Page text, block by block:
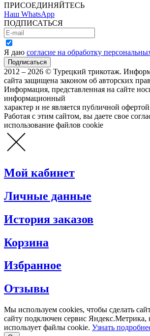
ПРИСОЕДИНЯЙТЕСЬ
Наш WhatsApp
ПОДПИСАТЬСЯ
Я даю согласие на обработку
2012 – 2026 © Турецкий трикотаж.
сайта защищена законом об авторских
Информация, представленная на сайте
информационный
характер и не является публичной
Работая с этим сайтом, вы даете свое
использование файлов cookie
Мой кабинет
Личные данные
История заказов
Корзина
Избранное
Отзывы
Мы используем cookies, чтобы сделать
сайту подключен сервис Яндекс.Метрика,
использует файлы cookie. Узнать